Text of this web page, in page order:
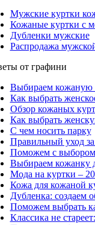
Мужские куртки
Кожаные куртки с
Дубленки мужские
Распродажа
от графини
Выбираем кожаную
Как выбрать
Обзор кожаных
Как выбрать
С чем носить парку
Правильный уход
Поможем с выбором
Выбираем кожанку
Мода на куртки –
Кожа для кожаной
Дубленка: создаем
Поможем выбрать
Классика не